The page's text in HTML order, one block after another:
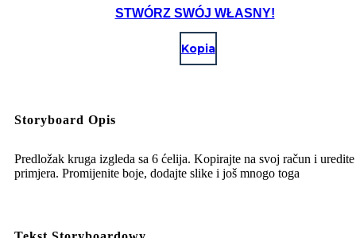
STWÓRZ SWÓJ WŁASNY!
Kopia
Storyboard Opis
Predložak kruga izgleda sa 6 ćelija. Kopirajte na svoj račun i
primjera. Promijenite boje, dodajte slike i još mnogo toga